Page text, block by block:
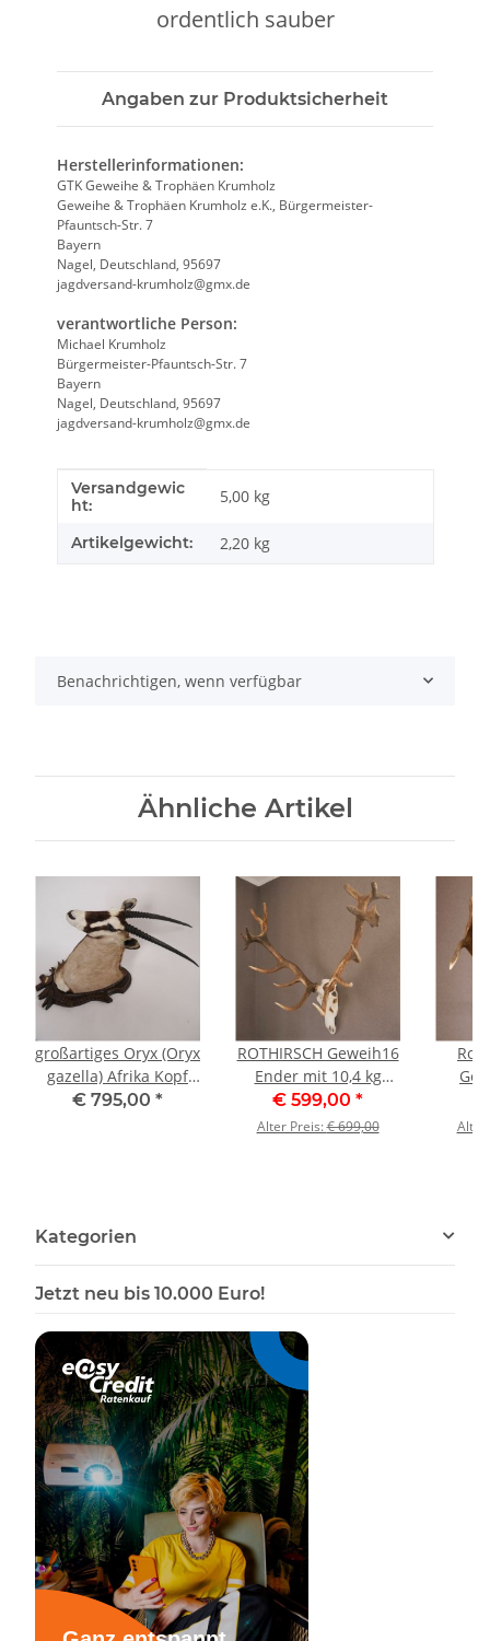
ordentlich sauber
Angaben zur Produktsicherheit
Herstellerinformationen:
GTK Geweihe & Trophäen Krumholz
Geweihe & Trophäen Krumholz e.K., Bürgermeister-
Pfauntsch-Str. 7
Bayern
Nagel, Deutschland, 95697
jagdversand-krumholz@gmx.de
verantwortliche Person:
Michael Krumholz
Bürgermeister-Pfauntsch-Str. 7
Bayern
Nagel, Deutschland, 95697
jagdversand-krumholz@gmx.de
Produkteigenschaft
Wert
Versandgewic
ht:
5,00 kg
Artikelgewicht: 2,20 kg
Benachrichtigen, wenn verfügbar
Ähnliche Artikel
großartiges Oryx (Oryx
gazella) Afrika Kopf
Präparat Antilope
€ 795,00 *
ROTHIRSCH Geweih16
Ender mit 10,4 kg
Hirsch Geweih STARK
KAPITAL mit ganzer
€ 599,00 *
Alter Preis:€ 699,00 Alter
Kategorien
Jetzt neu bis 10.000 Euro!